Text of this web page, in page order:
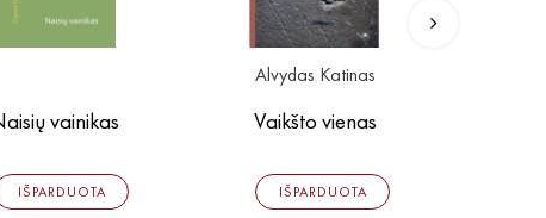
vainikas
IŠPARDUOTA
Alvydas Katinas
Vaikšto vienas
IŠPARDUOTA